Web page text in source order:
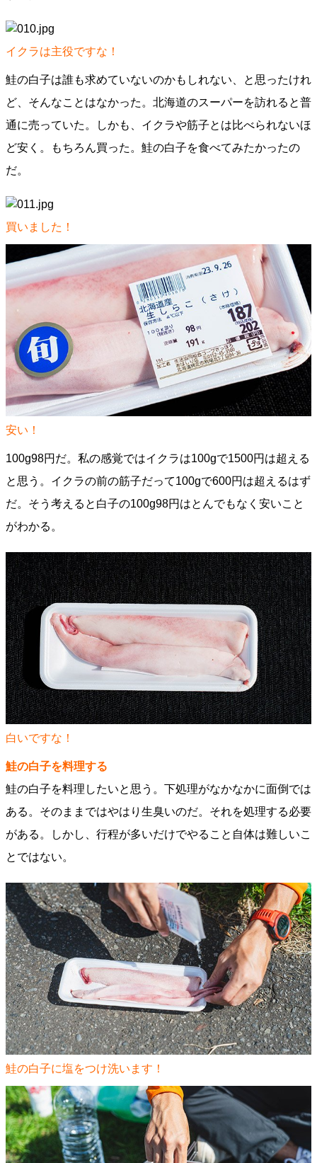
イクラは主役ですな！
鮭の白子は誰も求めていないのかもしれない、と思ったけれ
ど、そんなことはなかった。北海道のスーパーを訪れると普
通に売っていた。しかも、イクラや筋子とは比べられないほ
ど安く。もちろん買った。鮭の白子を食べてみたかったの
だ。
買いました！
安い！
100g98円だ。私の感覚ではイクラは100gで1500円は超える
と思う。イクラの前の筋子だって100gで600円は超えるはず
だ。そう考えると白子の100g98円はとんでもなく安いこと
がわかる。
白いですな！
鮭の白子を料理する
鮭の白子を料理したいと思う。下処理がなかなかに面倒では
ある。そのままではやはり生臭いのだ。それを処理する必要
がある。しかし、行程が多いだけでやること自体は難しいこ
とではない。
鮭の白子に塩をつけ洗います！